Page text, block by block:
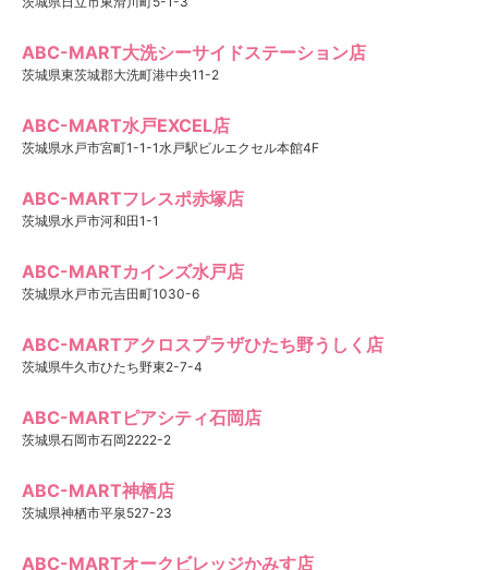
ABC-MART大洗シーサイドステーション店
茨城県東茨城郡大洗町港中央11-2
ABC-MART水戸EXCEL店
茨城県水戸市宮町1-1-1水戸駅ビルエクセル本館4F
ABC-MARTフレスポ赤塚店
茨城県水戸市河和田1-1
ABC-MARTカインズ水戸店
茨城県水戸市元吉田町1030-6
ABC-MARTアクロスプラザひたち野うしく店
茨城県牛久市ひたち野東2-7-4
ABC-MARTピアシティ石岡店
茨城県石岡市石岡2222-2
ABC-MART神栖店
茨城県神栖市平泉527-23
ABC-MARTオークビレッジかみす店